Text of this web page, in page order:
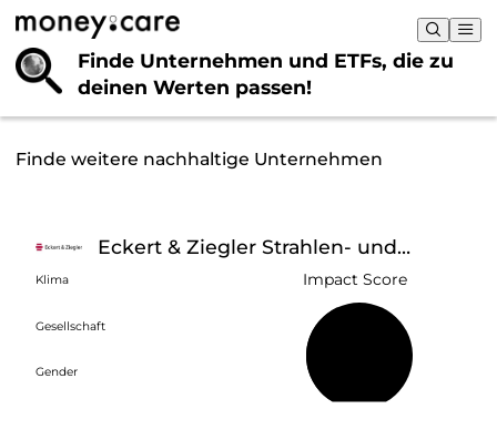
Finde Unternehmen und ETFs, die zu
deinen Werten passen!
Finde weitere nachhaltige Unternehmen
Eckert & Ziegler Strahlen- und
Klima
Gesellschaft
Gender
Impact Score